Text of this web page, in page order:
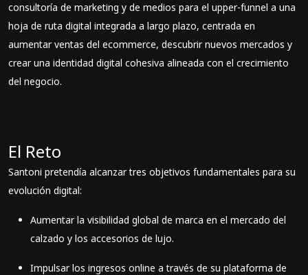
consultoría de marketing y de medios para el upper-funnel a una
hoja de ruta digital integrada a largo plazo, centrada en
aumentar ventas del ecommerce, descubrir nuevos mercados y
crear una identidad digital cohesiva alineada con el crecimiento
del negocio.
El Reto
Santoni pretendía alcanzar tres objetivos fundamentales para su
evolución digital:
Aumentar la visibilidad global de marca en el mercado del
calzado y los accesorios de lujo.
Impulsar los ingresos online a través de su plataforma de